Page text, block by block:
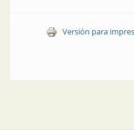
Versión para